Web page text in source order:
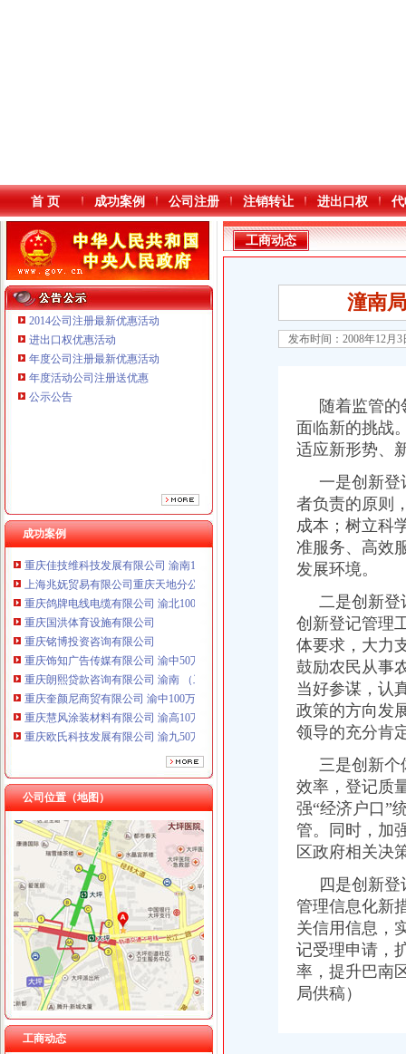
本站导航
首 页 成功案例 公司注册 注销转让 进出口权
2014公司注册最新优惠活动
进出口权优惠活动
年度公司注册最新优惠活动
年度活动公司注册送优惠
公示公告
成功案例
重庆鸽牌电线电缆有限公司 渝北10010万 (进出口权)
重庆国洪体育设施有限公司
重庆慧风涂装材料有限公司 渝高10万 （工商注册）
重庆欧氏科技发展有限公司 渝九50万 （进出口权）
重庆盛旗投资咨询有限公司 渝中10万 （工商注册）
重庆佳技维科技发展有限公司 渝南100万 （进出口权）
上海兆妩贸易有限公司重庆天地分公司 渝中 （工商注册）
重庆鸽牌电线电缆有限公司 渝北10010万 (进出口权)
重庆国洪体育设施有限公司
重庆铭博投资咨询有限公司
重庆饰知广告传媒有限公司 渝中50万 （工商注册）
重庆朗熙贷款咨询有限公司 渝南 （工商注册）
重庆奎颜尼商贸有限公司 渝中100万 （工商注册）
重庆慧风涂装材料有限公司 渝高10万 （工商注册）
重庆欧氏科技发展有限公司 渝九50万 （进出口权）
重庆盛旗投资咨询有限公司 渝中10万 （工商注册）
重庆佳技维科技发展有限公司 渝南100万 （进出口权）
上海兆妩贸易有限公司重庆天地分公司 渝中 （工商注册）
公司位置（地图）
工商动态
工商动态
沙坪坝局以四型模范为指针造“四型”0元注册公司领导班子
重庆工商系统充分发扬团结互助精大力开展对四川灾区的1元注册公司援助工作
南岸局重庆0元注册公司四公里工商所推行办案新模式率先实现基层执法能力指
沙坪坝局抓住“五个关键”0元注册公司流程推动重点工作全面开展
江津局“两手抓”一元注册公司流程积构建食品安全监管长效机制
彭水局重庆0元注册公司隆重纪念3.15国际消费者权益日
高新区IT市一元注册公司场实行《先行赔付制度》
万州局1元注册公司充分发挥工商职能大力推进就业与再就业工程成效显著
工商动态
潼南
发布时间：2008年12月
随着监管的
面临新的挑战
适应新形势、
一是创新登
者负责的原则
成本；树立科
准服务、高效
发展环境。
二是创新登
创新登记管理
体要求，大力
鼓励农民从事
当好参谋，认
政策的方向发
领导的充分肯
三是创新个
效率，登记质
强“经济户口”
管。同时，加
区政府相关决
四是创新登
管理信息化新
关信用信息，
记受理申请，
率，提升巴南
局供稿）